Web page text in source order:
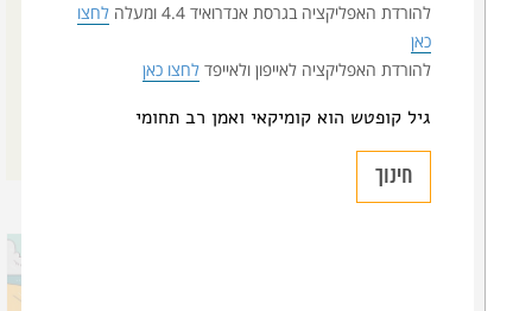
אפילו הארון לא עוזר
להורדת האפליקציה בגרסת אנדרואיד 4.4 ומעלה
לחצו
כאן
להורדת האפליקציה לאייפון ולאייפד לחצו כאן
גיל קופטש הוא קומיקאי ואמן רב תחומי
חינוך